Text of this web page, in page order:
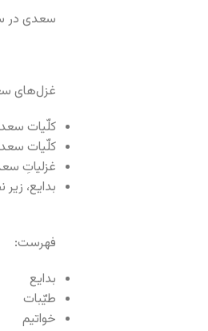
سعدی در سال 690 هجری
غزل‌های
کلّیات
کلّیات
غزلیاتِ سعدی،
بدایع،
فهرست:
بدایع
طیّبات
خواتیم